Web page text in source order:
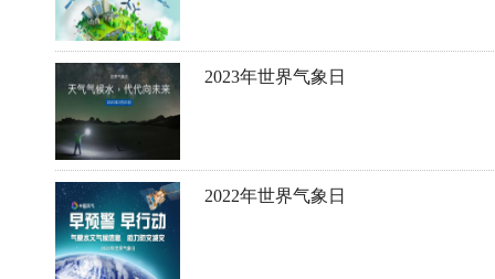
2023年世界气象日
2022年世界气象日